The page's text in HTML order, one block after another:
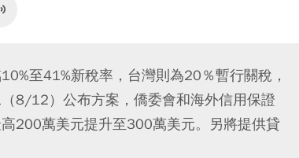
至41%新稅率，台灣則為20％暫行關稅，
8/12）公布方案，僑委會和海外信用保證
200萬美元提升至300萬美元。另將提供貸